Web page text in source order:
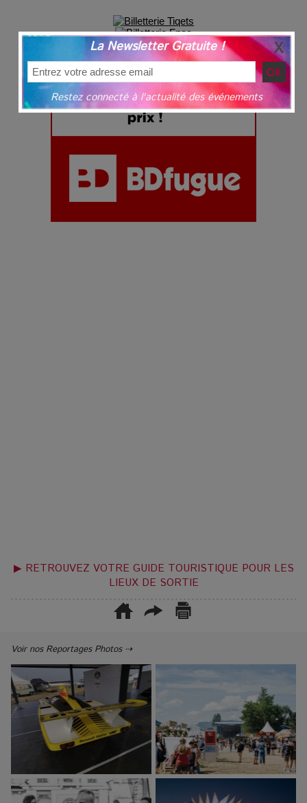
▶ RETROUVEZ VOTRE GUIDE TOURISTIQUE POUR LES
LIEUX DE SORTIE
Voir nos Reportages Photos ⇢
La Newsletter Gratuite !
Restez connecté à l'actualité des événements